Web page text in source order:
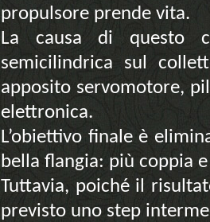
propulsore prende vita.
La causa di questo
semicilindrica sul
apposito servomotore,
elettronica.
L’obiettivo finale è
bella flangia: più coppia
Tuttavia, poiché il
previsto uno step